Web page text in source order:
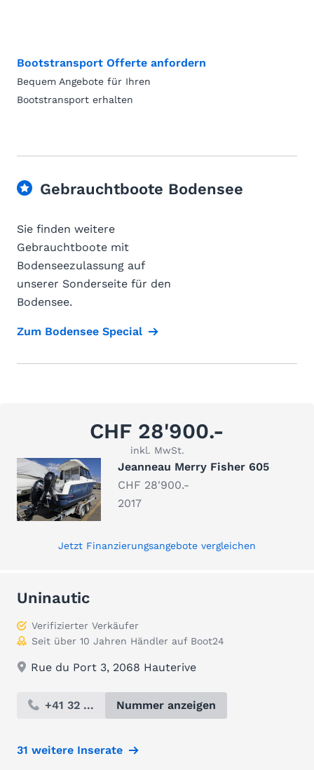
Bootstransport Offerte anfordern
Bequem Angebote für Ihren
Bootstransport erhalten
Gebrauchtboote Bodensee
Sie finden weitere
Gebrauchtboote mit
Bodenseezulassung auf
unserer Sonderseite für den
Bodensee.
Zum Bodensee Special
CHF 28'900.-
inkl. MwSt.
Jeanneau Merry Fisher 605
CHF 28'900.-
2017
Jetzt Finanzierungsangebote vergleichen
Uninautic
Verifizierter Verkäufer
Seit über 10 Jahren Händler auf Boot24
Rue du Port 3, 2068 Hauterive
+41 32 ... Nummer anzeigen
31 weitere Inserate